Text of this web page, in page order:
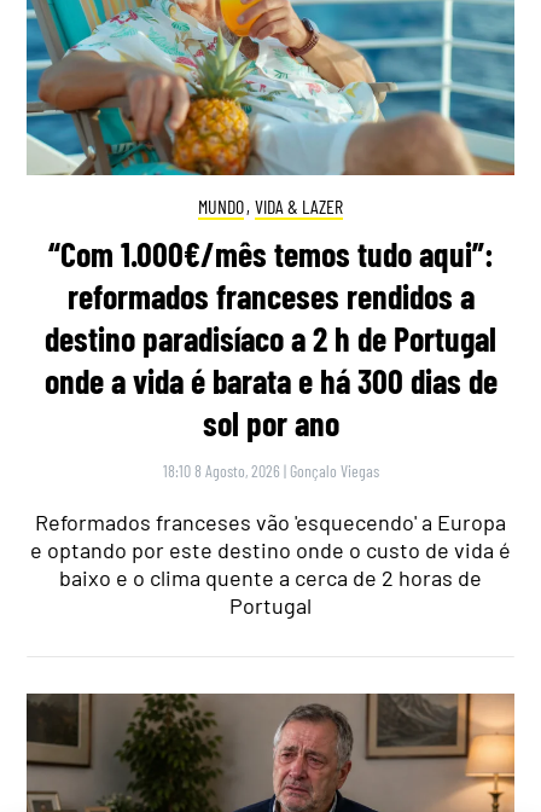
MUNDO, VIDA & LAZER
“Com 1.000€/mês temos tudo aqui”:
reformados franceses rendidos a
destino paradisíaco a 2 h de Portugal
onde a vida é barata e há 300 dias de
sol por ano
18:10 8 Agosto, 2026 | Gonçalo Viegas
Reformados franceses vão 'esquecendo' a Europa
e optando por este destino onde o custo de vida é
baixo e o clima quente a cerca de 2 horas de
Portugal